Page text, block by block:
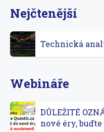
Nejčtenější
Technická
Webináře
DŮLEŽITÉ
nové éry, buďte